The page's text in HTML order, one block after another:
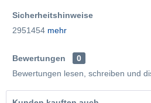
Sicherheitshinweise
2951454 mehr
Bewertungen
0
Bewertungen lesen, schreiben und